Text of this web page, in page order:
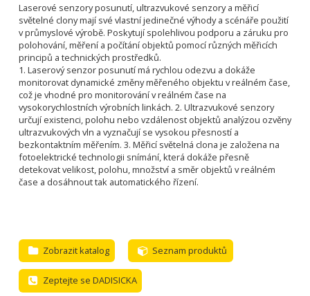
Laserové senzory posunutí, ultrazvukové senzory a měřicí
světelné clony mají své vlastní jedinečné výhody a scénáře použití
v průmyslové výrobě. Poskytují spolehlivou podporu a záruku pro
polohování, měření a počítání objektů pomocí různých měřicích
principů a technických prostředků.
1. Laserový senzor posunutí má rychlou odezvu a dokáže
monitorovat dynamické změny měřeného objektu v reálném čase,
což je vhodné pro monitorování v reálném čase na
vysokorychlostních výrobních linkách. 2. Ultrazvukové senzory
určují existenci, polohu nebo vzdálenost objektů analýzou ozvěny
ultrazvukových vln a vyznačují se vysokou přesností a
bezkontaktním měřením. 3. Měřicí světelná clona je založena na
fotoelektrické technologii snímání, která dokáže přesně
detekovat velikost, polohu, množství a směr objektů v reálném
čase a dosáhnout tak automatického řízení.
Zobrazit katalog Seznam produktů
Zeptejte se DADISICKA